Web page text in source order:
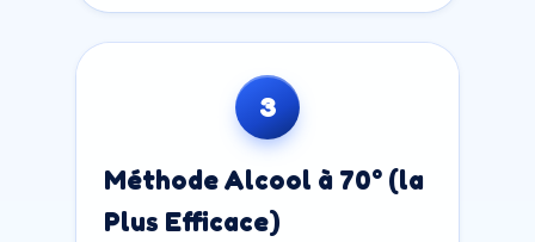
3
Méthode Alcool à 70° (la
Plus Efficace)